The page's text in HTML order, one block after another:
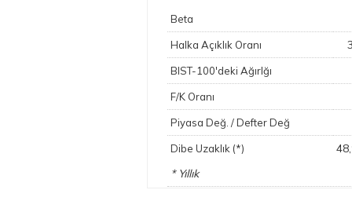
Beta
Halka Açıklık Oranı
BIST-100'deki Ağırlğı
F/K Oranı
Piyasa Değ. / Defter Değ
Dibe Uzaklık (*)
* Yıllık